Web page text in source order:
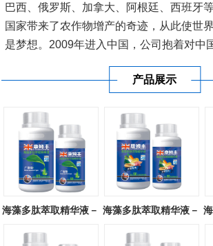
巴西、俄罗斯、加拿大、阿根廷、西班牙
国家带来了农作物增产的奇迹，从此使世
是梦想。2009年进入中国，公司抱着对中
东、广西、海南等20多...
[查看详情]
产品展示
海藻多肽萃取精华液－
广谱型
海藻多肽萃取精华液－
块茎专用